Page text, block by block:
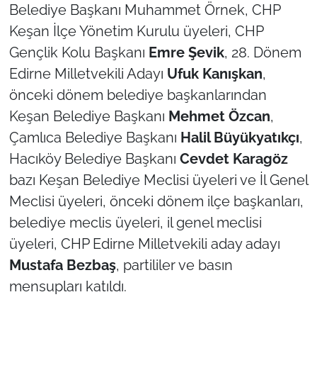
Belediye Başkanı Muhammet Örnek, CHP
Keşan İlçe Yönetim Kurulu üyeleri, CHP
Gençlik Kolu Başkanı Emre Şevik, 28. Dönem
Edirne Milletvekili Adayı Ufuk Kanışkan,
önceki dönem belediye başkanlarından
Keşan Belediye Başkanı Mehmet Özcan,
Çamlıca Belediye Başkanı Halil Büyükyatıkçı,
Hacıköy Belediye Başkanı Cevdet Karagöz
bazı Keşan Belediye Meclisi üyeleri ve İl Genel
Meclisi üyeleri, önceki dönem ilçe başkanları,
belediye meclis üyeleri, il genel meclisi
üyeleri, CHP Edirne Milletvekili aday adayı
Mustafa Bezbaş, partililer ve basın
mensupları katıldı.
Genel
Politika
Flaş Haber
Dış Haberler
Magazin
İş Dünyası
Bilim Teknoloji
English News